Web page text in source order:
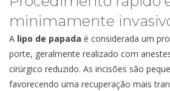
minimamente
A lipo de papada é considerada um
porte, geralmente realizado com
cirúrgico reduzido. As incisões são
favorecendo uma recuperação mais